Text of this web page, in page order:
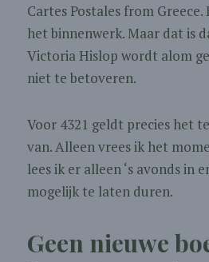
Cartes Postales from
het binnenwerk. Maar dat is
Victoria Hislop wordt alom
niet te betoveren.
Voor 4321 geldt precies het
van. Alleen vrees ik het
lees ik er alleen ‘s avonds in
mogelijk te laten duren.
Geen nieuwe